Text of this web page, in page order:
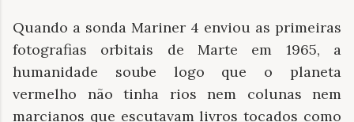
Quando a sonda Mariner 4 enviou as primeiras
fotografias orbitais de Marte em 1965, a
humanidade soube logo que o planeta
vermelho não tinha rios nem colunas nem
marcianos que escutavam livros tocados como